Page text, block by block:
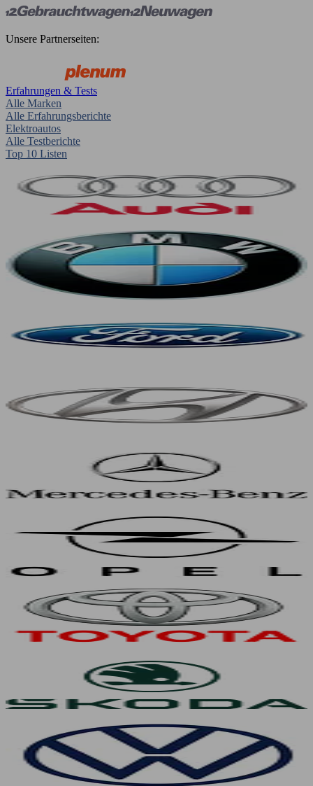
Unsere Partnerseiten:
Erfahrungen & Tests
Alle Marken
Alle Erfahrungsberichte
Elektroautos
Alle Testberichte
Top 10 Listen